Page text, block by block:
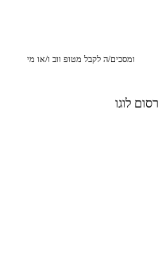
ומסכים/ה לקבל מטופ ווב ו/או מי